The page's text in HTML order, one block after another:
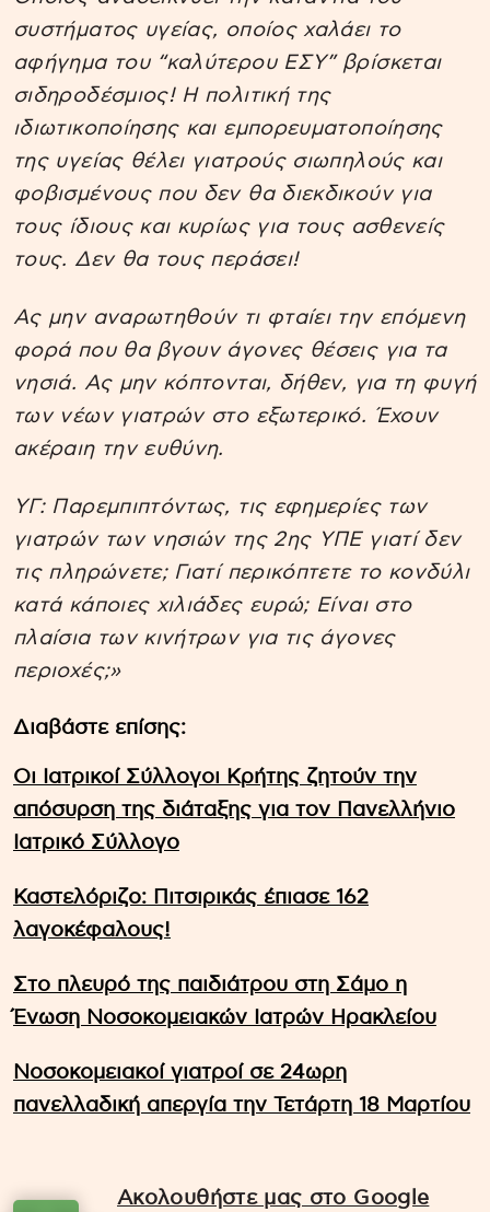
συστήματος υγείας, οποίος χαλάει το
αφήγημα του “καλύτερου ΕΣΥ” βρίσκεται
σιδηροδέσμιος! Η πολιτική της
ιδιωτικοποίησης και εμπορευματοποίησης
της υγείας θέλει γιατρούς σιωπηλούς και
φοβισμένους που δεν θα διεκδικούν για
τους ίδιους και κυρίως για τους ασθενείς
τους. Δεν θα τους περάσει!
Ας μην αναρωτηθούν τι φταίει την επόμενη
φορά που θα βγουν άγονες θέσεις για τα
νησιά. Ας μην κόπτονται, δήθεν, για τη φυγή
των νέων γιατρών στο εξωτερικό. Έχουν
ακέραιη την ευθύνη.
ΥΓ: Παρεμπιπτόντως, τις εφημερίες των
γιατρών των νησιών της 2ης ΥΠΕ γιατί δεν
τις πληρώνετε; Γιατί περικόπτετε το κονδύλι
κατά κάποιες χιλιάδες ευρώ; Είναι στο
πλαίσια των κινήτρων για τις άγονες
περιοχές;»
Διαβάστε επίσης:
Οι Ιατρικοί Σύλλογοι Κρήτης ζητούν την
απόσυρση της διάταξης για τον Πανελλήνιο
Ιατρικό Σύλλογο
Καστελόριζο: Πιτσιρικάς έπιασε 162
λαγοκέφαλους!
Στο πλευρό της παιδιάτρου στη Σάμο η
Ένωση Νοσοκομειακών Ιατρών Ηρακλείου
Νοσοκομειακοί γιατροί σε 24ωρη
πανελλαδική απεργία την Τετάρτη 18 Μαρτίου
Ακολουθήστε μας στο Google